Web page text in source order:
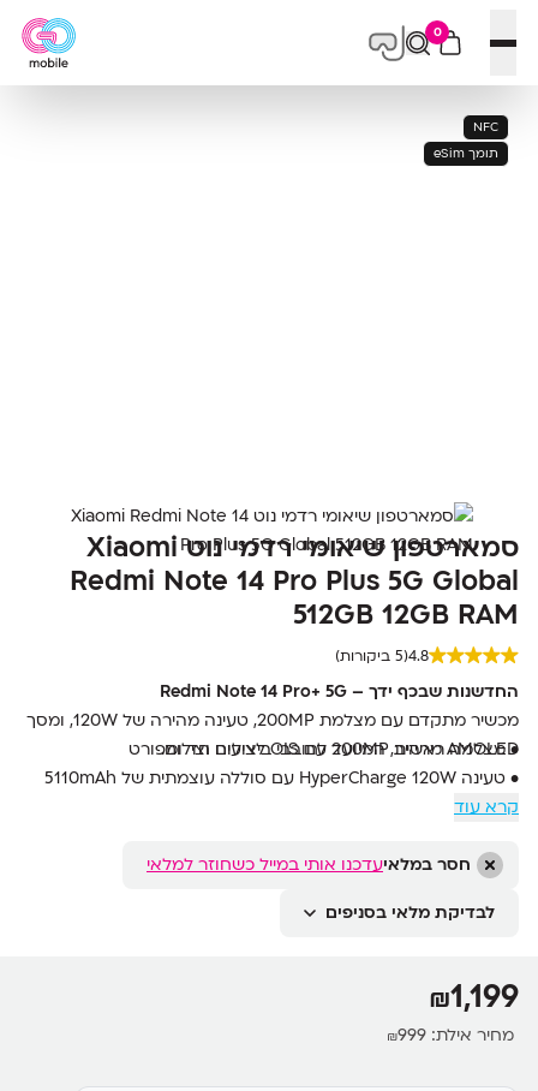
פתח תפריט
0
NFC
תומך eSim
סמארטפון שיאומי רדמי נוט Xiaomi
Redmi Note 14 Pro Plus 5G Global
512GB 12GB RAM
4.8(5 ביקורות)
החדשנות שבכף ידך – Redmi Note 14 Pro+ 5G
מכשיר מתקדם עם מצלמת 200MP, טעינה מהירה של 120W, ומסך
AMOLED מרהיב, המיועד לחובבי ביצועים וצילום.
• מצלמה ראשית 200MP עם OIS לצילום חד ומפורט
• טעינה HyperCharge 120W עם סוללה עוצמתית של 5110mAh
• מעבד Snapdragon 7s Gen 3 עם טכנולוגיית 4nm
Dolby Vision
קרא עוד
חסר במלאיעדכנו אותי במייל כשחוזר למלאי
לבדיקת מלאי בסניפים
₪1,199
מחיר אילת: ₪999